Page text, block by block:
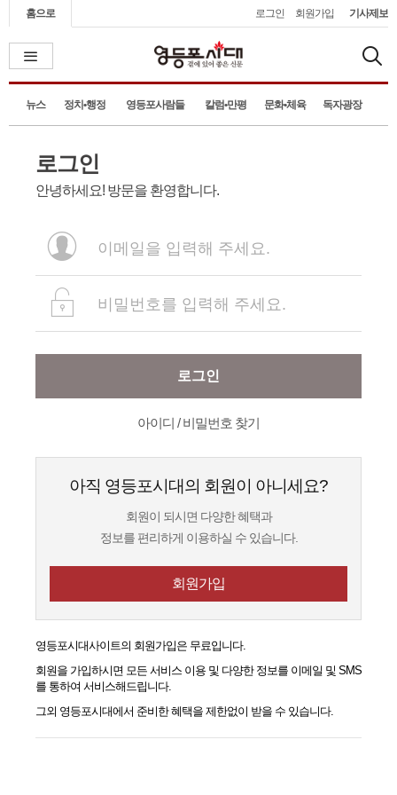
홈으로 로그인 회원가입 기사제보
뉴스 정치•행정 영등포사람들 칼럼•만평 문화•체육 독자광장
로그인
안녕하세요! 방문을 환영합니다.
로그인
아이디 / 비밀번호 찾기
아직 영등포시대의 회원이 아니세요?
회원이 되시면 다양한 혜택과
정보를 편리하게 이용하실 수 있습니다.
회원가입
영등포시대사이트의 회원가입은 무료입니다.
회원을 가입하시면 모든 서비스 이용 및 다양한 정보를 이메일 및 SMS
를 통하여 서비스해드립니다.
그외 영등포시대에서 준비한 혜택을 제한없이 받을 수 있습니다.